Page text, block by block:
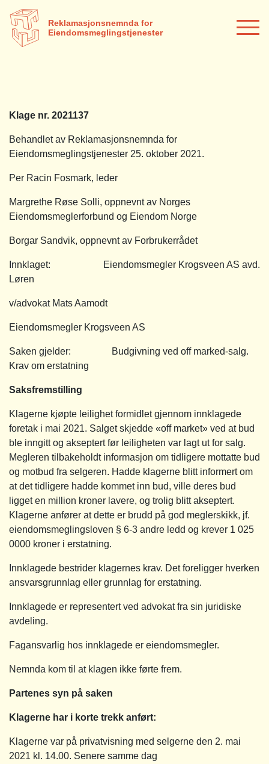
Reklamasjonsnemnda for
Eiendomsmeglingstjenester
Klage nr. 2021137
Behandlet av Reklamasjonsnemnda for
Eiendomsmeglingstjenester 25. oktober 2021.
Per Racin Fosmark, leder
Margrethe Røse Solli, oppnevnt av Norges
Eiendomsmeglerforbund og Eiendom Norge
Borgar Sandvik, oppnevnt av Forbrukerrådet
Innklaget: Eiendomsmegler Krogsveen AS avd.
Løren
v/advokat Mats Aamodt
Eiendomsmegler Krogsveen AS
Saken gjelder: Budgivning ved off marked-salg.
Krav om erstatning
Saksfremstilling
Klagerne kjøpte leilighet formidlet gjennom innklagede
foretak i mai 2021. Salget skjedde «off market» ved at bud
ble inngitt og akseptert før leiligheten var lagt ut for salg.
Megleren tilbakeholdt informasjon om tidligere mottatte bud
og motbud fra selgeren. Hadde klagerne blitt informert om
at det tidligere hadde kommet inn bud, ville deres bud
ligget en million kroner lavere, og trolig blitt akseptert.
Klagerne anfører at dette er brudd på god meglerskikk, jf.
eiendomsmeglingsloven § 6-3 andre ledd og krever 1 025
0000 kroner i erstatning.
Innklagede bestrider klagernes krav. Det foreligger hverken
ansvarsgrunnlag eller grunnlag for erstatning.
Innklagede er representert ved advokat fra sin juridiske
avdeling.
Fagansvarlig hos innklagede er eiendomsmegler.
Nemnda kom til at klagen ikke førte frem.
Partenes syn på saken
Klagerne har i korte trekk anført:
Klagerne var på privatvisning med selgerne den 2. mai
2021 kl. 14.00. Senere samme dag